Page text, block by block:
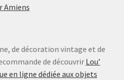
Amiens
de décoration vintage et de
de découvrir Lou’
en ligne dédiée aux objets